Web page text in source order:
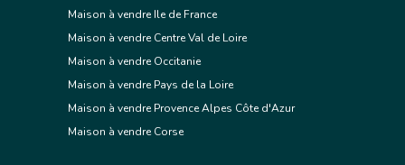
Maison à vendre Ile de France
Maison à vendre Centre Val de Loire
Maison à vendre Occitanie
Maison à vendre Pays de la Loire
Maison à vendre Provence Alpes Côte d'Azur
Maison à vendre Corse